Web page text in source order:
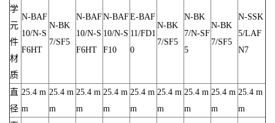
学
元
件
材
质
N-BAF
10/N-S
F6HT
N-BK
7/SF5
N-BAF
10/N-S
F6HT
N-BAF
10/N-S
F10
E-BAF
11/FD1
0
N-BK
7/SF5
N-BK
7/N-SF
5
N-BK
7/SF5
N-SSK
5/LAF
N7
直
径
25.4 m
m
25.4 m
m
25.4 m
m
25.4 m
m
25.4 m
m
25.4 m
m
25.4 m
m
25.4 m
m
25.4 m
m